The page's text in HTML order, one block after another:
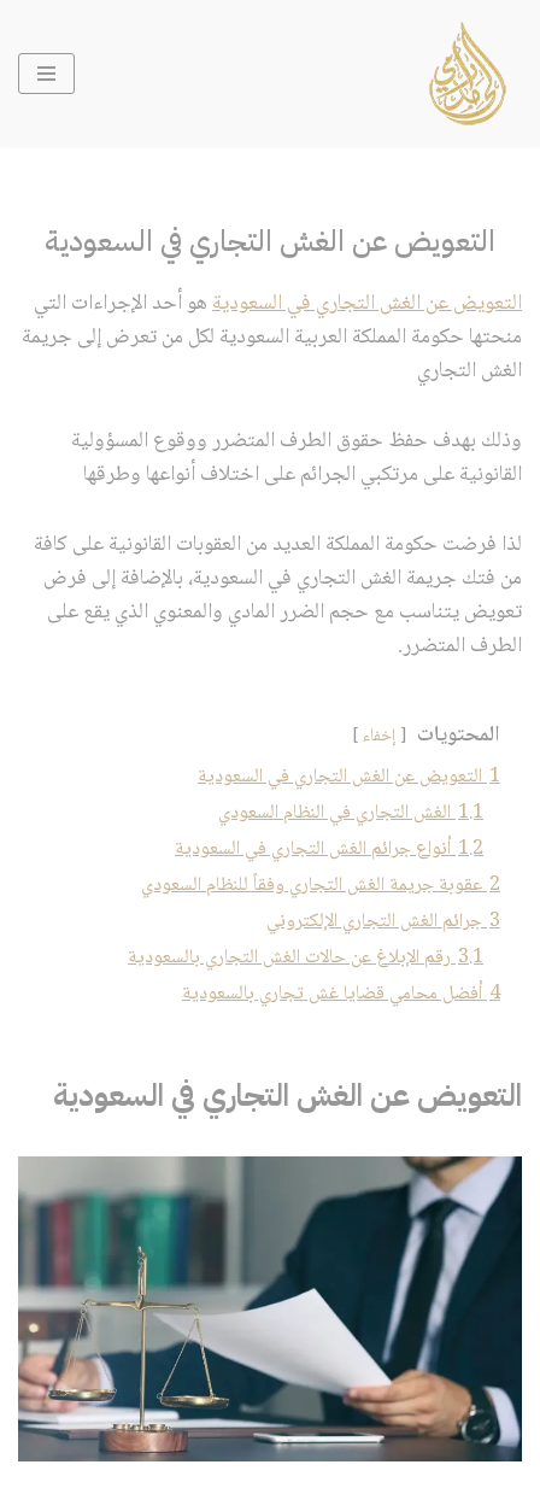
تخطى
إلى
المحتوى
التعويض عن الغش التجاري في السعودية
التعويض عن الغش التجاري في السعوديةهو أحد الإجراءات التي
منحتها حكومة المملكة العربية السعودية لكل من تعرض إلى جريمة
الغش التجاري
وذلك بهدف حفظ حقوق الطرف المتضرر ووقوع المسؤولية
القانونية على مرتكبي الجرائم على اختلاف أنواعها وطرقها
لذا فرضت حكومة المملكة العديد من العقوبات القانونية على كافة
من فتك جريمة الغش التجاري في السعودية، بالإضافة إلى فرض
تعويض يتناسب مع حجم الضرر المادي والمعنوي الذي يقع على
الطرف المتضرر.
المحتويات إخفاء
1 التعويض عن الغش التجاري في السعودية
1.1 الغش التجاري في النظام السعودي
1.2 أنواع جرائم الغش التجاري في السعودية
2 عقوبة جريمة الغش التجاري وفقاً للنظام السعودي
3 جرائم الغش التجاري الإلكتروني
3.1 رقم الإبلاغ عن حالات الغش التجاري بالسعودية
4 أفضل محامي قضايا غش تجاري بالسعودية
التعويض عن الغش التجاري في السعودية